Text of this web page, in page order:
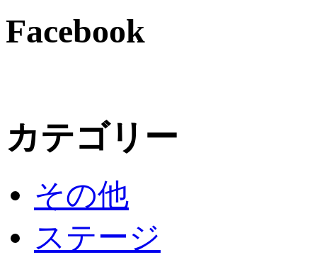
Facebook
カテゴリー
その他
ステージ